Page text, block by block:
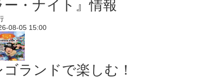
ー・ナイト』情報
08-05 15:00
ゴランドで楽しむ！